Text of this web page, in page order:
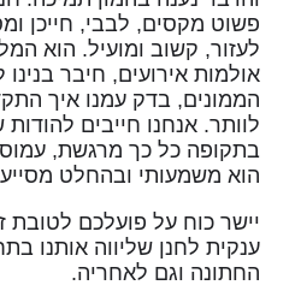
פשוט מקסים, לבבי, חייכן
לעזור, קשוב ומועיל. הוא
אולמות אירועים, חיבר בנינו
הממונים, בדק עמנו איך
לוותר. אנחנו חייבים להודות
בתקופה כל כך מרגשת,
הוא משמעותי ובהחלט
יישר כוח על פועלכם לטובת
ענקית לחנן שליווה אותנו
החתונה וגם לאחריה.